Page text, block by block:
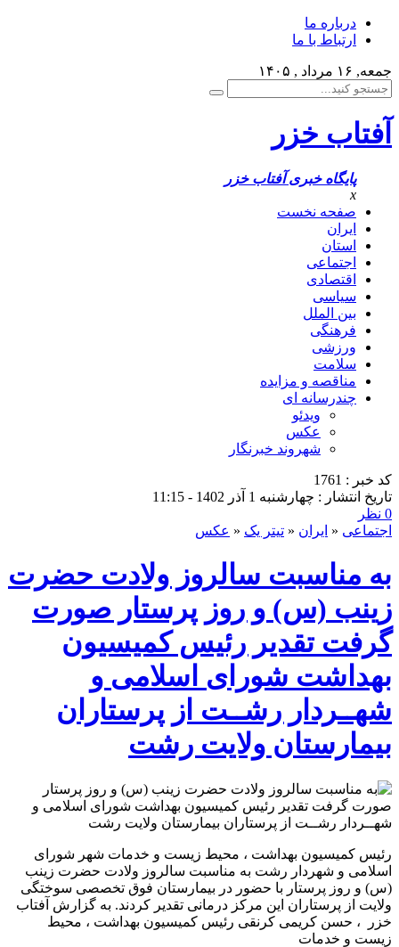
درباره ما
ارتباط با ما
جمعه, ۱۶ مرداد , ۱۴۰۵
آفتاب خزر
پایگاه خبری آفتاب خزر
x
صفحه نخست
ایران
استان
اجتماعی
اقتصادی
سیاسی
بین الملل
فرهنگی
ورزشی
سلامت
مناقصه و مزایده
چندرسانه ای
ویدئو
عکس
شهروند خبرنگار
کد خبر : 1761
تاریخ انتشار : چهارشنبه 1 آذر 1402 - 11:15
0 نظر
اجتماعی « ایران « تیتر یک « عکس
به مناسبت سالروز ولادت حضرت
زینب (س) و روز پرستار صورت
گرفت تقدیر رئیس کمیسیون
بهداشت شورای اسلامی و
شهــردار رشــت از پرستاران
بیمارستان ولایت رشت
رئیس کمیسیون بهداشت ، محیط زیست و خدمات شهر شورای
اسلامی و شهردار رشت به مناسبت سالروز ولادت حضرت زینب
(س) و روز پرستار با حضور در بیمارستان فوق تخصصی سوختگی
ولایت از پرستاران این مرکز درمانی تقدیر کردند. به گزارش آفتاب
خزر ، حسن کریمی کرنقی رئیس کمیسیون بهداشت ، محیط
زیست و خدمات